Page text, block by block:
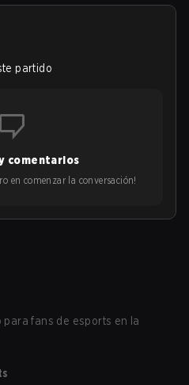
partido
comentarios
en comenzar la conversación!
para fans de esports en la